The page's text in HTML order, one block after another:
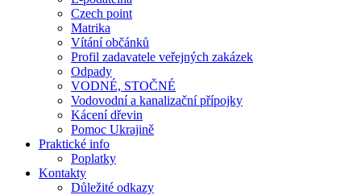
Czech point
Matrika
Vítání občánků
Profil zadavatele veřejných zakázek
Odpady
VODNÉ, STOČNÉ
Vodovodní a kanalizační přípojky
Kácení dřevin
Pomoc Ukrajině
Praktické info
Poplatky
Kontakty
Důležité odkazy